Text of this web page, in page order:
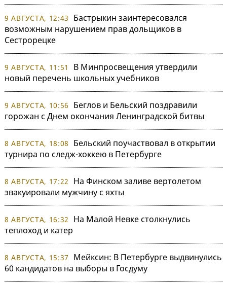
9 АВГУСТА, 12:43
Бастрыкин заинтересовался
возможным нарушением прав дольщиков в
Сестрорецке
9 АВГУСТА, 11:51
В Минпросвещения утвердили
новый перечень школьных учебников
9 АВГУСТА, 10:56
Беглов и Бельский поздравили
горожан с Днем окончания Ленинградской битвы
8 АВГУСТА, 18:08
Бельский поучаствовал в открытии
турнира по следж-хоккею в Петербурге
8 АВГУСТА, 17:22
На Финском заливе вертолетом
эвакуировали мужчину с яхты
8 АВГУСТА, 16:32
На Малой Невке столкнулись
теплоход и катер
8 АВГУСТА, 15:37
Мейксин: В Петербурге выдвинулись
60 кандидатов на выборы в Госдуму